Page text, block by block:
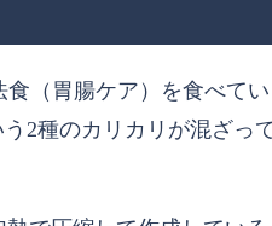
（胃腸ケア）を食べてい
2種のカリカリが混ざっ